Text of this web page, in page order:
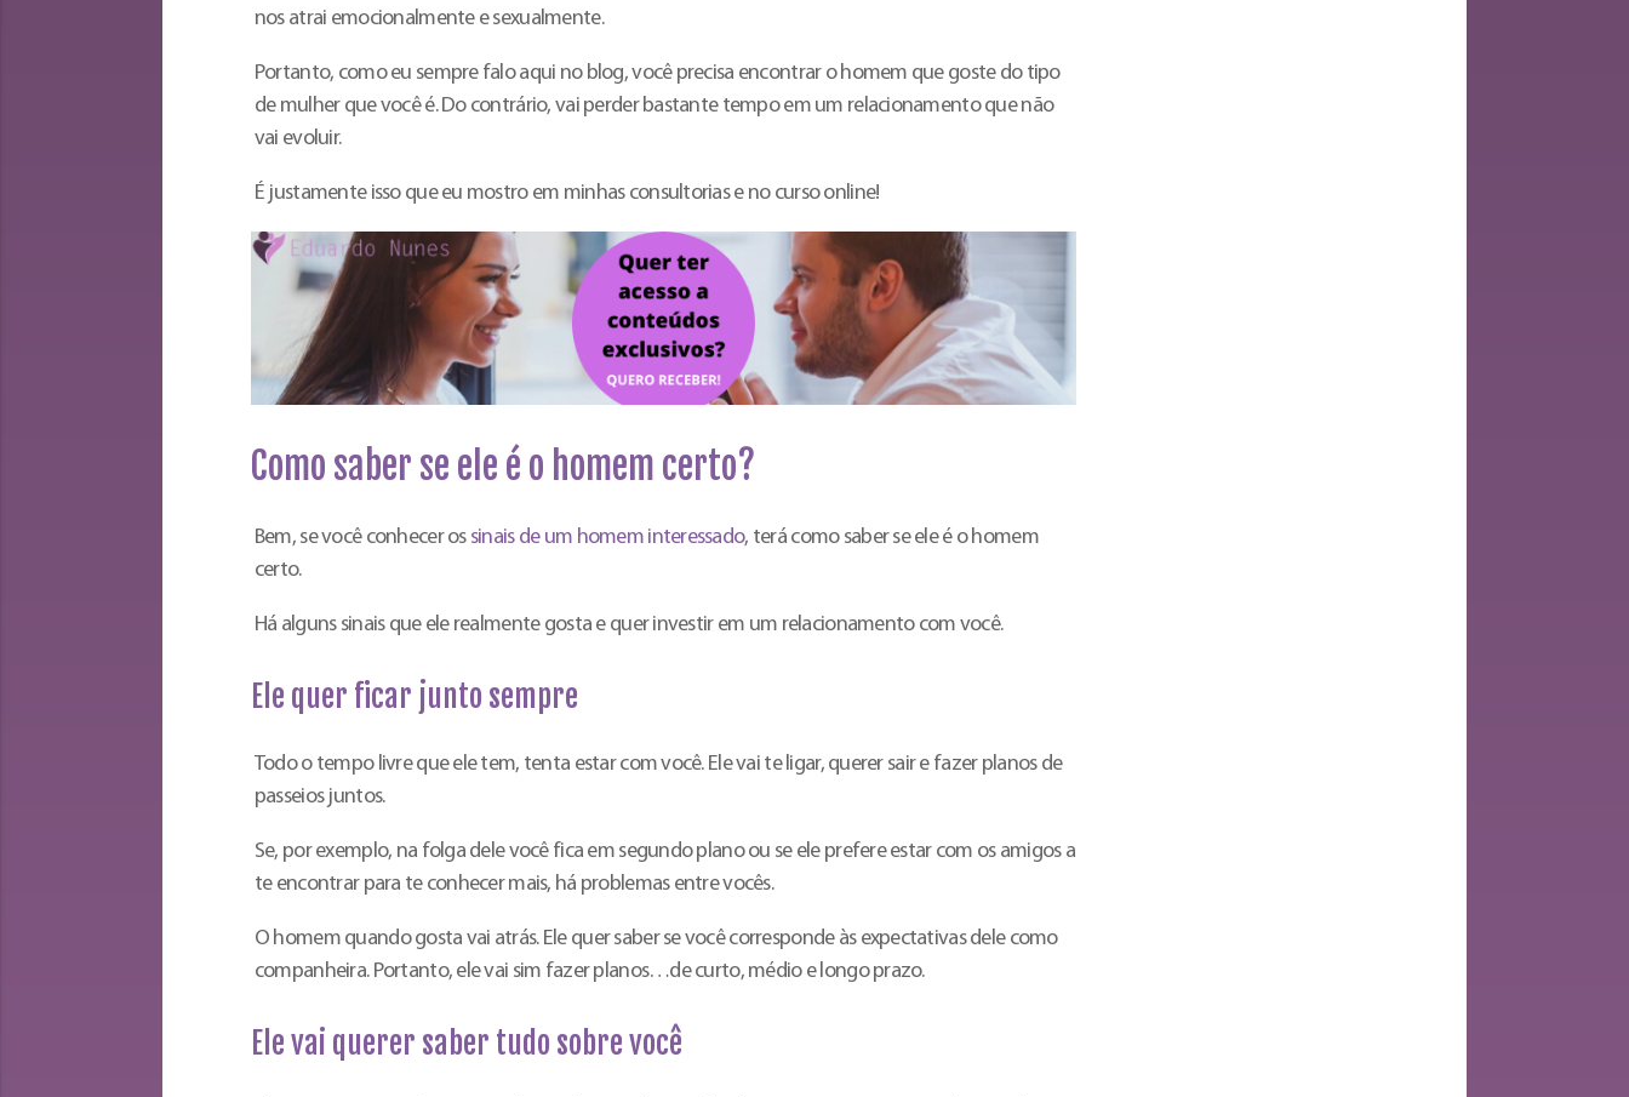
nos atrai emocionalmente e sexualmente.
Portanto, como eu sempre falo aqui no blog, você precisa encontrar o homem que goste do tipo
de mulher que você é. Do contrário, vai perder bastante tempo em um relacionamento que não
vai evoluir.
É justamente isso que eu mostro em minhas consultorias e no curso online!
Como saber se ele é o homem certo?
Bem, se você conhecer os sinais de um homem interessado, terá como saber se ele é o homem
certo.
Há alguns sinais que ele realmente gosta e quer investir em um relacionamento com você.
Ele quer ficar junto sempre
Todo o tempo livre que ele tem, tenta estar com você. Ele vai te ligar, querer sair e fazer planos de
passeios juntos.
Se, por exemplo, na folga dele você fica em segundo plano ou se ele prefere estar com os amigos a
te encontrar para te conhecer mais, há problemas entre vocês.
O homem quando gosta vai atrás. Ele quer saber se você corresponde às expectativas dele como
companheira. Portanto, ele vai sim fazer planos…de curto, médio e longo prazo.
Ele vai querer saber tudo sobre você